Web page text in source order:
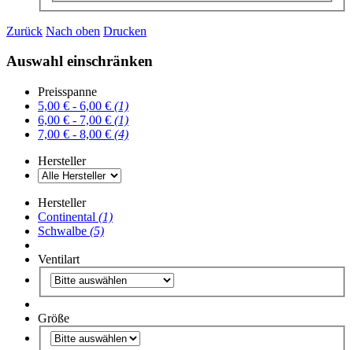
Zurück Nach oben Drucken
Auswahl einschränken
Preisspanne
5,00 € - 6,00 € (1)
6,00 € - 7,00 € (1)
7,00 € - 8,00 € (4)
Hersteller
Hersteller
Continental (1)
Schwalbe (5)
Ventilart
Größe